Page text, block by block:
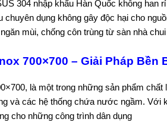
304 nhập khẩu Hàn Quốc không han
chuyên dụng không gây độc hại cho
mùi, chống côn trùng từ sàn nhà
700×700 – Giải Pháp Bền
là một trong những sản phẩm
và các hệ thống chứa nước ngầm.
cho những công trình dân dụng